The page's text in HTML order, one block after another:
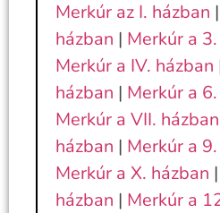
Merkúr az I. házban |
házban | Merkúr a
Merkúr a IV. házban
házban | Merkúr a
Merkúr a VII. házban
házban | Merkúr a
Merkúr a X. házban |
házban | Merkúr a